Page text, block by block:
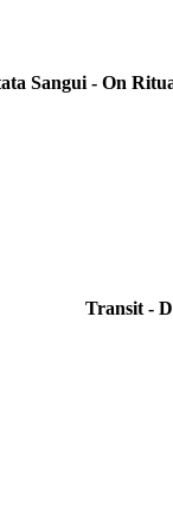
Sangui - On
Transit -